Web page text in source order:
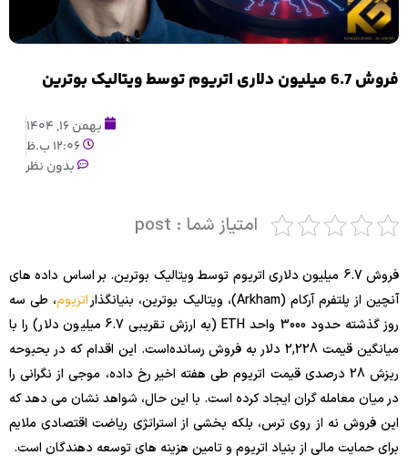
فروش 6.7 میلیون دلاری اتریوم توسط ویتالیک بوترین
بهمن 16, 1404
12:06 ب.ظ
بدون نظر
امتیاز شما : post
فروش 6.7 میلیون دلاری اتریوم توسط ویتالیک بوترین. بر اساس داده های
آنچین از پلتفرم آرکام (Arkham)، ویتالیک بوترین، بنیانگذار
اتریوم، طی سه
روز گذشته حدود 3000 واحد ETH (به ارزش تقریبی 6.7 میلیون دلار) را با
میانگین قیمت 2,228 دلار به فروش رسانده‌است. این اقدام که در بحبوحه
ریزش 28 درصدی قیمت اتریوم طی هفته اخیر رخ داده، موجی از نگرانی را
در میان معامله‌ گران ایجاد کرده است. با این حال، شواهد نشان می دهد که
این فروش نه از روی ترس، بلکه بخشی از استراتژی ریاضت اقتصادی ملایم
برای حمایت مالی از بنیاد اتریوم و تامین هزینه های توسعه دهندگان است.